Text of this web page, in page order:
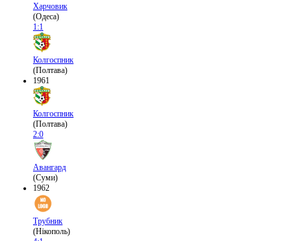
Харчовик
(Одеса)
1:1
Колгоспник
(Полтава)
1961
Колгоспник
(Полтава)
2:0
Авангард
(Суми)
1962
Трубник
(Нікополь)